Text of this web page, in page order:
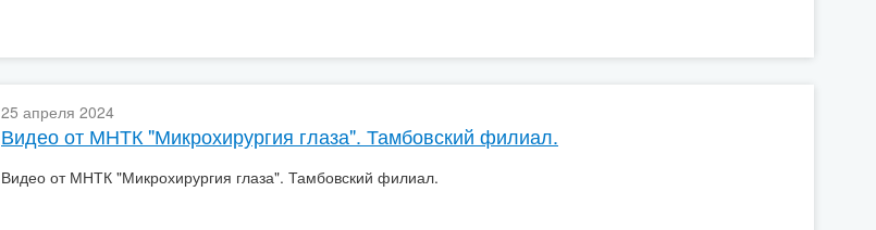
25 апреля 2024
Видео от МНТК "Микрохирургия глаза". Тамбовский филиал.
Видео от МНТК "Микрохирургия глаза". Тамбовский филиал.